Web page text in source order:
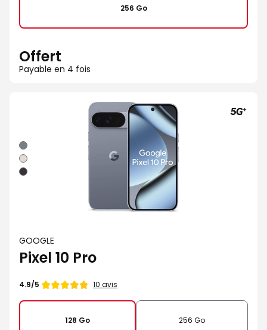
256 Go
Offert
Payable en 4 fois
Porcelaine
Noir
GOOGLE
Pixel 10 Pro
Note
4.9/5 10 avis
128 Go 256 Go